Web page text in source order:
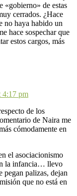
«gobierno» de estas
cerrados. ¿Hace
no haya habido un
hace sospechar que
estos cargos, más
4:17 pm
de los
de Naira me
cómodamente en
el asociacionismo
la infancia… llevo
pegan palizas, dejan
que no está en